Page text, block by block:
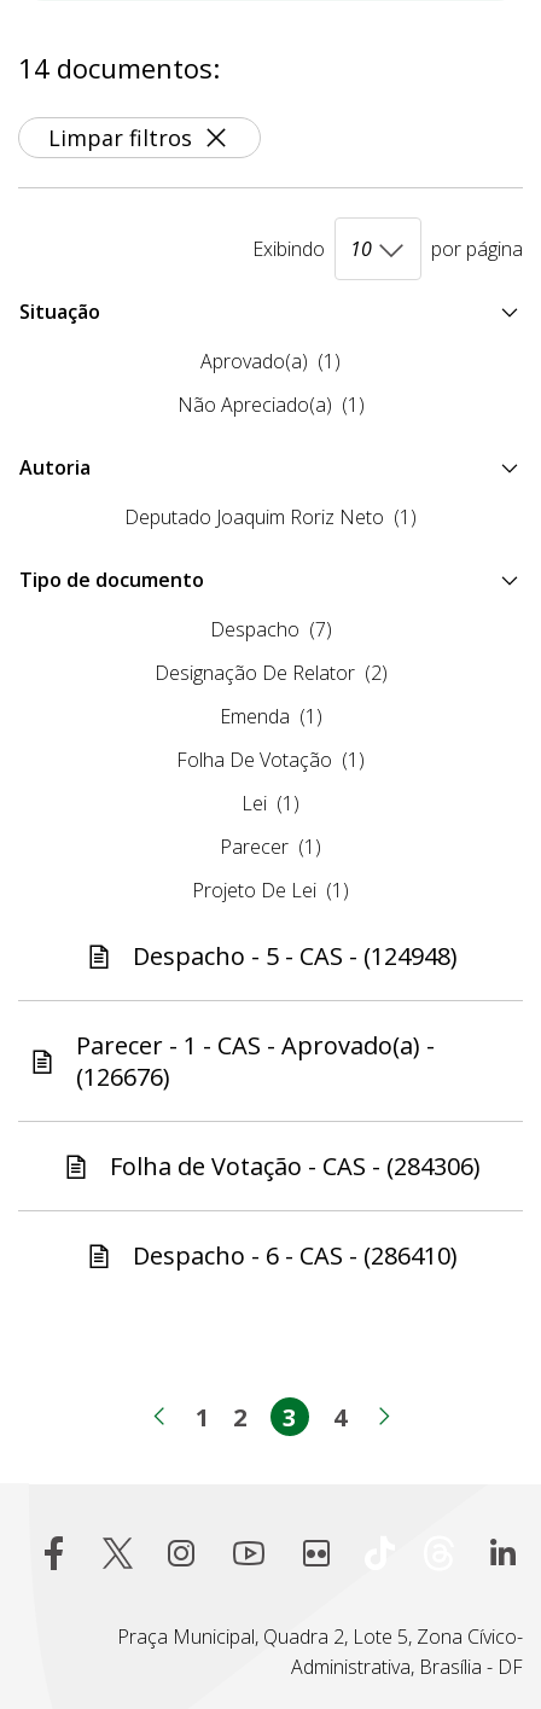
14 documentos:
Limpar filtros
Exibindo por página
Situação
Aprovado(a) (1)
Não Apreciado(a) (1)
Autoria
Deputado Joaquim Roriz Neto (1)
Tipo de documento
Despacho (7)
Designação De Relator (2)
Emenda (1)
Folha De Votação (1)
Lei (1)
Parecer (1)
Projeto De Lei (1)
Despacho - 5 - CAS - (124948)
Parecer - 1 - CAS - Aprovado(a) -
(126676)
Folha de Votação - CAS - (284306)
Despacho - 6 - CAS - (286410)
Página anterior
Página
1 Página
2 Página
3 Página
4
Praça Municipal, Quadra 2, Lote 5, Zona Cívico-
Administrativa, Brasília - DF